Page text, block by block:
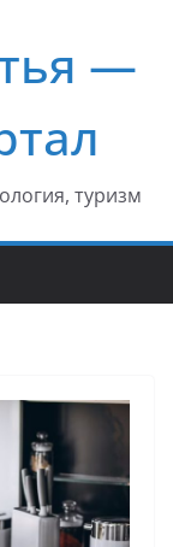
—
туризм